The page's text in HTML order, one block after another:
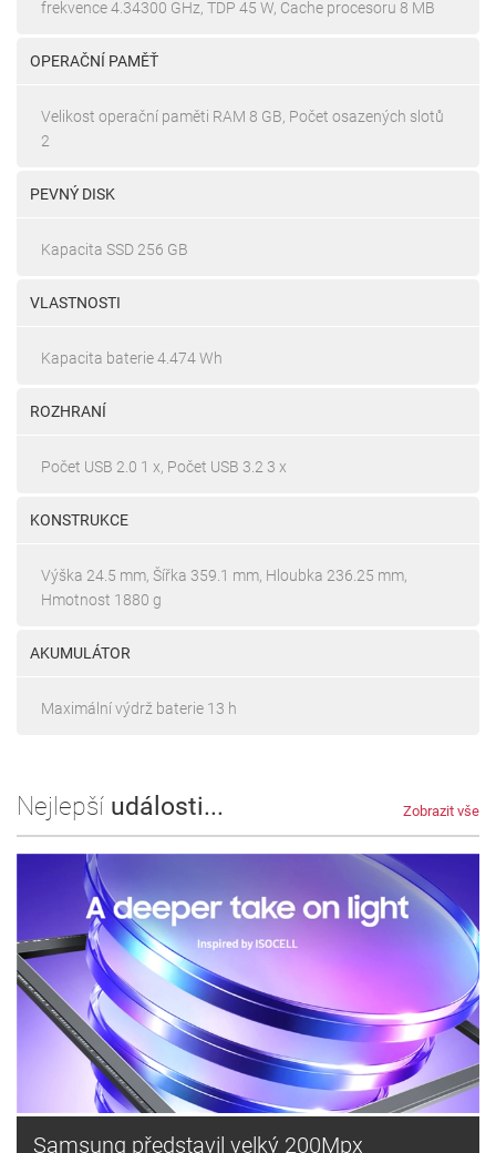
frekvence 4.34300 GHz, TDP 45 W, Cache procesoru 8 MB
OPERAČNÍ PAMĚŤ
Velikost operační paměti RAM 8 GB, Počet osazených slotů
2
PEVNÝ DISK
Kapacita SSD 256 GB
VLASTNOSTI
Kapacita baterie 4.474 Wh
ROZHRANÍ
Počet USB 2.0 1 x, Počet USB 3.2 3 x
KONSTRUKCE
Výška 24.5 mm, Šířka 359.1 mm, Hloubka 236.25 mm,
Hmotnost 1880 g
AKUMULÁTOR
Maximální výdrž baterie 13 h
Nejlepší události... Zobrazit vše
Samsung představil velký 200Mpx